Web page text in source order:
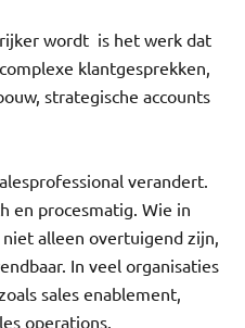
wordt is het werk dat
klantgesprekken,
strategische accounts
verandert.
en procesmatig. Wie in
alleen overtuigend zijn,
In veel organisaties
sales enablement,
operations.